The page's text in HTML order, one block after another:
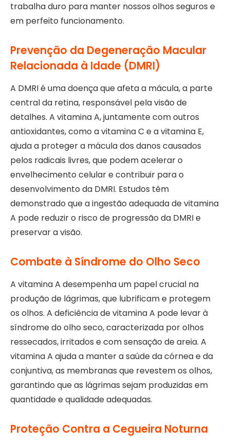
trabalha duro para manter nossos olhos seguros e
em perfeito funcionamento.
Prevenção da Degeneração Macular
Relacionada à Idade (DMRI)
A DMRI é uma doença que afeta a mácula, a parte
central da retina, responsável pela visão de
detalhes. A vitamina A, juntamente com outros
antioxidantes, como a vitamina C e a vitamina E,
ajuda a proteger a mácula dos danos causados
pelos radicais livres, que podem acelerar o
envelhecimento celular e contribuir para o
desenvolvimento da DMRI. Estudos têm
demonstrado que a ingestão adequada de vitamina
A pode reduzir o risco de progressão da DMRI e
preservar a visão.
Combate à Síndrome do Olho Seco
A vitamina A desempenha um papel crucial na
produção de lágrimas, que lubrificam e protegem
os olhos. A deficiência de vitamina A pode levar à
síndrome do olho seco, caracterizada por olhos
ressecados, irritados e com sensação de areia. A
vitamina A ajuda a manter a saúde da córnea e da
conjuntiva, as membranas que revestem os olhos,
garantindo que as lágrimas sejam produzidas em
quantidade e qualidade adequadas.
Proteção Contra a Cegueira Noturna